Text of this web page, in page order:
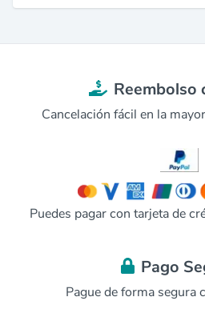
Reembolso
Cancelación fácil en la
Puedes pagar con tarjeta de
Pago
Pague de forma segura